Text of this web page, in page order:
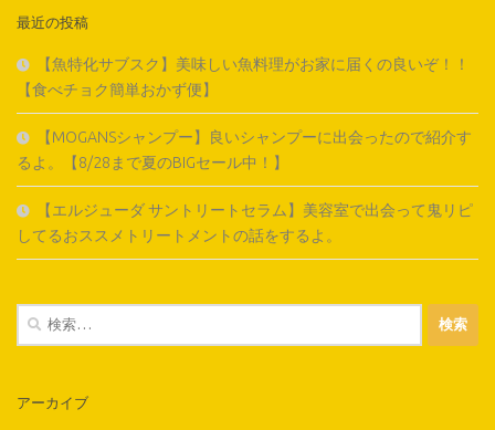
最近の投稿
【魚特化サブスク】美味しい魚料理がお家に届くの良いぞ！！
【食べチョク簡単おかず便】
【MOGANSシャンプー】良いシャンプーに出会ったので紹介す
るよ。【8/28まで夏のBIGセール中！】
【エルジューダ サントリートセラム】美容室で出会って鬼リピ
してるおススメトリートメントの話をするよ。
検
アーカイブ